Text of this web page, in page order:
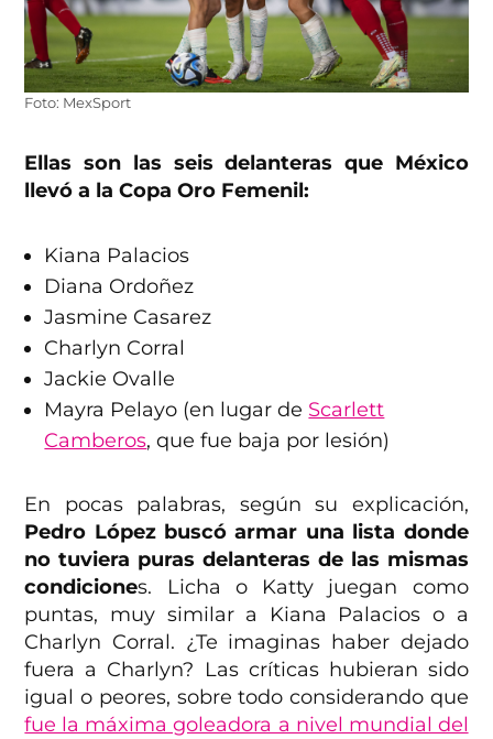
Foto: MexSport
Ellas son las seis delanteras que México
llevó a la Copa Oro Femenil:
Kiana Palacios
Diana Ordoñez
Jasmine Casarez
Charlyn Corral
Jackie Ovalle
Mayra Pelayo (en lugar de Scarlett
Camberos, que fue baja por lesión)
En pocas palabras, según su explicación,
Pedro López buscó armar una lista donde
no tuviera puras delanteras de las mismas
condiciones. Licha o Katty juegan como
puntas, muy similar a Kiana Palacios o a
Charlyn Corral. ¿Te imaginas haber dejado
fuera a Charlyn? Las críticas hubieran sido
igual o peores, sobre todo considerando que
fue la máxima goleadora a nivel mundial del